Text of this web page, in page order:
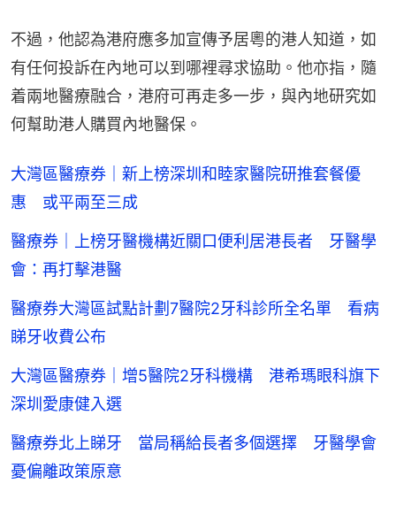
不過，他認為港府應多加宣傳予居粵的港人知道，如
有任何投訴在內地可以到哪裡尋求協助。他亦指，隨
着兩地醫療融合，港府可再走多一步，與內地研究如
何幫助港人購買內地醫保。
大灣區醫療券｜新上榜深圳和睦家醫院研推套餐優
惠 或平兩至三成
醫療券｜上榜牙醫機構近關口便利居港長者 牙醫學
會：再打擊港醫
醫療券大灣區試點計劃7醫院2牙科診所全名單 看病
睇牙收費公布
大灣區醫療券｜增5醫院2牙科機構 港希瑪眼科旗下
深圳愛康健入選
醫療券北上睇牙 當局稱給長者多個選擇 牙醫學會
憂偏離政策原意